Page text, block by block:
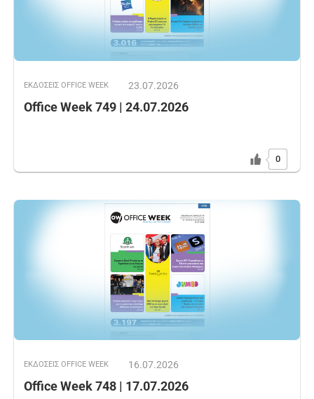
ΕΚΔOΣΕΙΣ OFFICE WEEK 23.07.2026
Office Week 749 | 24.07.2026
0
ΕΚΔOΣΕΙΣ OFFICE WEEK 16.07.2026
Office Week 748 | 17.07.2026